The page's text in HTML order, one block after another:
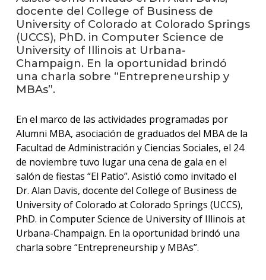
docente del College of Business de
University of Colorado at Colorado Springs
(UCCS), PhD. in Computer Science de
University of Illinois at Urbana-
Champaign. En la oportunidad brindó
una charla sobre “Entrepreneurship y
MBAs”.
En el marco de las actividades programadas por
Alumni MBA, asociación de graduados del MBA de la
Facultad de Administración y Ciencias Sociales, el 24
de noviembre tuvo lugar una cena de gala en el
salón de fiestas “El Patio”. Asistió como invitado el
Dr. Alan Davis, docente del College of Business de
University of Colorado at Colorado Springs (UCCS),
PhD. in Computer Science de University of Illinois at
Urbana-Champaign. En la oportunidad brindó una
charla sobre “Entrepreneurship y MBAs”.